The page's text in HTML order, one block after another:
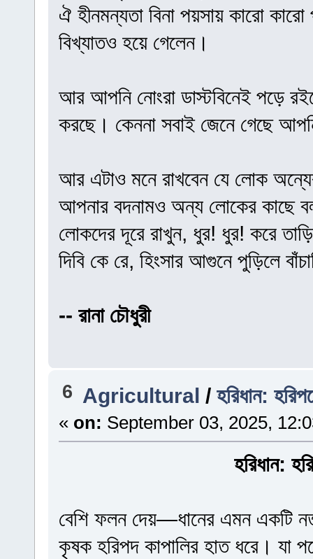
ঐ হীনমন্যতা বিনা পয়সায় কারো
বিখ্যাতও হয়ে গেলেন।
আর আপনি নোংরা ডাস্টবিনেই পড়ে
করছে। কেননা সবাই জেনে গেছে
আর এটাও মনে রাখবেন যে লোক
আপনার বদনামও অন্য লোকের কাছে
লোকদের দূরে রাখুন, ধুর! ধুর! করে
দিবি কে রে, হিংসার আগুনে পুড়িলে
-- রানা চৌধুরী
6 Agricultural /হরিধান:
« on: September 03, 2025,
হরিধান:
বেশি ফলন দেয়—ধানের এমন একটি
কৃষক হরিপদ কাপালির হাত ধরে। যা